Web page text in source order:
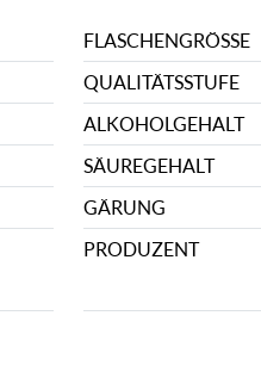
FLASCHENGRÖSSE
QUALITÄTSSTUFE
ALKOHOLGEHALT
SÄUREGEHALT
GÄRUNG
PRODUZENT